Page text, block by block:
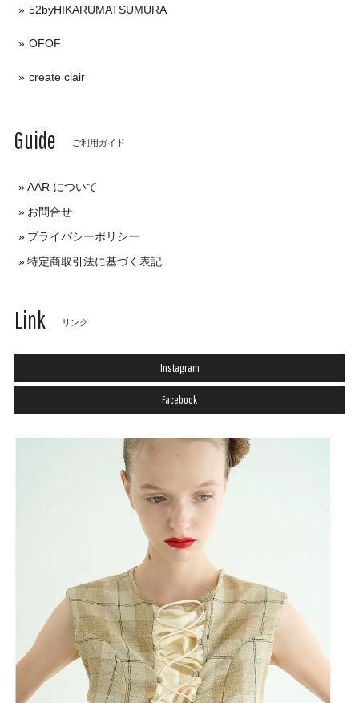
52byHIKARUMATSUMURA
OFOF
create clair
Guide ご利用ガイド
AAR について
お問合せ
プライバシーポリシー
特定商取引法に基づく表記
Link リンク
Instagram
Facebook